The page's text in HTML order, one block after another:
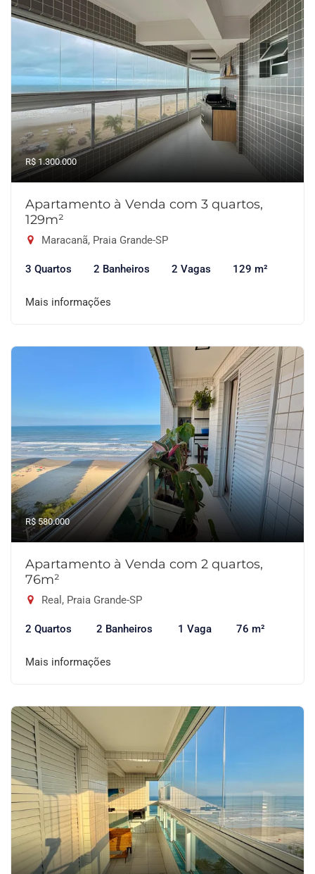
R$ 1.300.000
Apartamento à Venda com 3 quartos,
129m²
Maracanã, Praia Grande-SP
3 Quartos 2 Banheiros 2 Vagas 129 m²
Mais informações
R$ 580.000
Apartamento à Venda com 2 quartos,
76m²
Real, Praia Grande-SP
2 Quartos 2 Banheiros 1 Vaga 76 m²
Mais informações